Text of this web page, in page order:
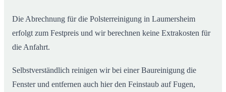
Die Abrechnung für die Polsterreinigung in Laumersheim
erfolgt zum Festpreis und wir berechnen keine Extrakosten für
die Anfahrt.
Selbstverständlich reinigen wir bei einer Baureinigung die
Fenster und entfernen auch hier den Feinstaub auf Fugen,